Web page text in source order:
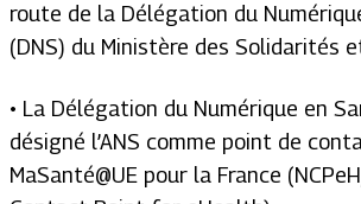
route de la Délégation du
(DNS) du Ministère des Solidarités
• La Délégation du Numérique en
désigné l’ANS comme point de
MaSanté@UE pour la France